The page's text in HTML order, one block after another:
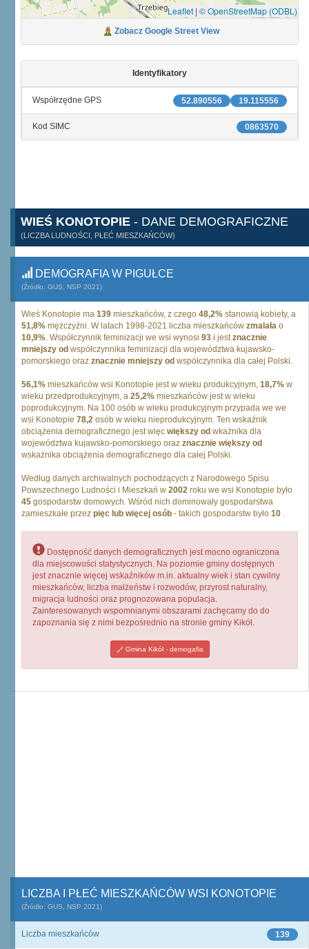
Leaflet | © OpenStreetMap (ODBL)
Zobacz Google Street View
Identyfikatory
19.115556
52.890556
Współrzędne GPS
0863570
Kod SIMC
WIEŚ KONOTOPIE - DANE DEMOGRAFICZNE
(LICZBA LUDNOŚCI, PŁEĆ MIESZKAŃCÓW)
DEMOGRAFIA W PIGUŁCE
(Źródło: GUS, NSP 2021)
Wieś Konotopie ma 139 mieszkańców, z czego 48,2% stanowią kobiety, a
51,8% mężczyźni. W latach 1998-2021 liczba mieszkańców zmalała o
10,9%. Współczynnik feminizacji we wsi wynosi 93 i jestznacznie
mniejszy od współczynnika feminizacji dla województwa kujawsko-
pomorskiego oraz znacznie mniejszy od współczynnika dla całej Polski.
56,1% mieszkańców wsi Konotopie jest w wieku produkcyjnym, 18,7% w
wieku przedprodukcyjnym, a 25,2% mieszkańców jest w wieku
poprodukcyjnym. Na 100 osób w wieku produkcyjnym przypada we we
wsi Konotopie 78,2 osób w wieku nieprodukcyjnym. Ten wskaźnik
obciążenia demograficznego jest więc większy od wkażnika dla
województwa kujawsko-pomorskiego oraz znacznie większy od
wskażnika obciążenia demograficznego dla całej Polski.
Według danych archiwalnych pochodzących z Narodowego Spisu
Powszechnego Ludności i Mieszkań w 2002 roku we wsi Konotopie było
45 gospodarstw domowych. Wśród nich dominowały gospodarstwa
zamieszkałe przez pięc lub więcej osób - takich gospodarstw było 10 .
Dostępność danych demograficznych jest mocno ograniczona
dla miejscowości statystycznych. Na poziomie gminy dostępnych
jest znacznie więcej wskaźników m.in. aktualny wiek i stan cywilny
mieszkańców, liczba małżeństw i rozwodów, przyrost naturalny,
migracja ludności oraz prognozowana populacja.
Zainteresowanych wspomnianymi obszarami zachęcamy do do
zapoznania się z nimi bezpośrednio na stronie gminy Kikół.
Gmina Kikół - demogafia
LICZBA I PŁEĆ MIESZKAŃCÓW WSI KONOTOPIE
(Źródło: GUS, NSP 2021)
139
Liczba mieszkańców